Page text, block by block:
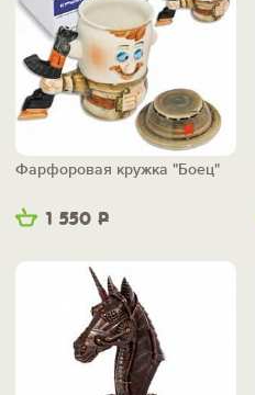
1 550 Р
Фарфоровая кружка "Боец"